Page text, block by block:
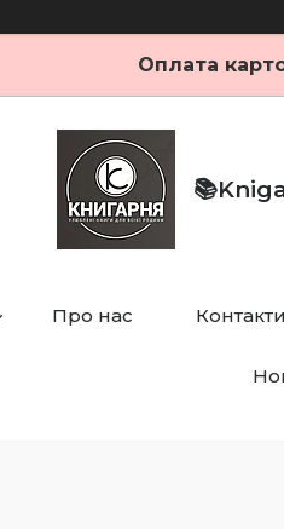
Оплата
Про нас Контакти